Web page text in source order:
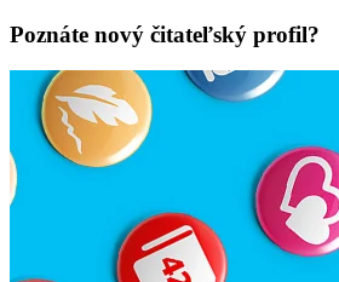
Poznáte nový čitateľský profil?